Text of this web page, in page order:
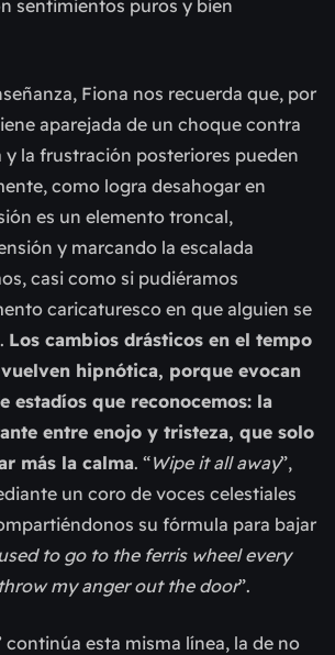
sentimientos puros y bien
Fiona nos recuerda que, por
aparejada de un choque contra
y la frustración posteriores pueden
como logra desahogar en
es un elemento troncal,
y marcando la escalada
casi como si pudiéramos
caricaturesco en que alguien se
Los cambios drásticos en el tempo
hipnótica, porque evocan
estadíos que reconocemos: la
entre enojo y tristeza, que solo
más la calma. “Wipe it all away”,
un coro de voces celestiales
su fórmula para bajar
to go to the ferris wheel every
my anger out the door”.
continúa esta misma línea, la de no